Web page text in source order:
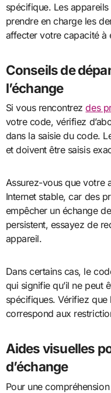
spécifique. Les
prendre en charge les
affecter votre capacité à
Conseils de
l’échange
Si vous rencontrezdes
votre code, vérifiez
dans la saisie du code.
et doivent être saisis
Assurez-vous que votre
Internet stable, car des
empêcher un échange
persistent, essayez de
appareil.
Dans certains cas, le
qui signifie qu’il ne peut
spécifiques. Vérifiez
correspond aux
Aides visuelles
d’échange
Pour une